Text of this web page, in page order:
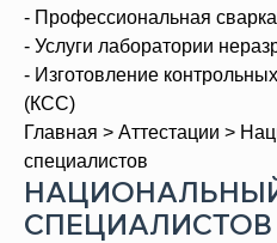
- Профессиональная
- Услуги лаборатории
- Изготовление
(КСС)
Главная > Аттестации >
специалистов
СПЕЦИАЛИСТОВ